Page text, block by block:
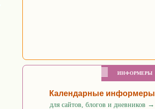
ИНФОРМЕРЫ
Календарные информеры
для сайтов, блогов и дневников →